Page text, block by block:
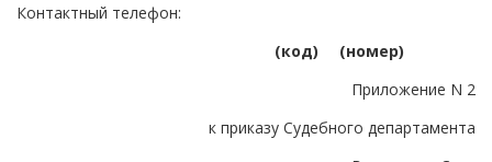
Контактный телефон:
(код)
(номер)
Приложение N 2
к приказу Судебного департамента